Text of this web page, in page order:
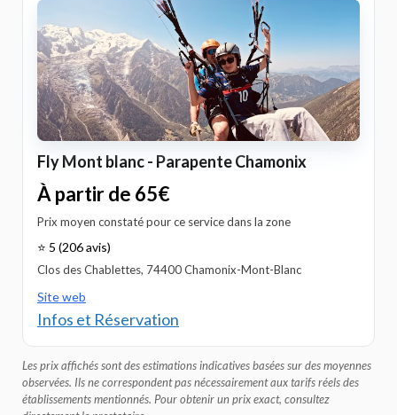
Fly Mont blanc - Parapente Chamonix
À partir de 65€
Prix moyen constaté pour ce service dans la zone
⭐ 5 (206 avis)
Clos des Chablettes, 74400 Chamonix-Mont-Blanc
Site web
Infos et Réservation
Les prix affichés sont des estimations indicatives basées sur des moyennes
observées. Ils ne correspondent pas nécessairement aux tarifs réels des
établissements mentionnés. Pour obtenir un prix exact, consultez